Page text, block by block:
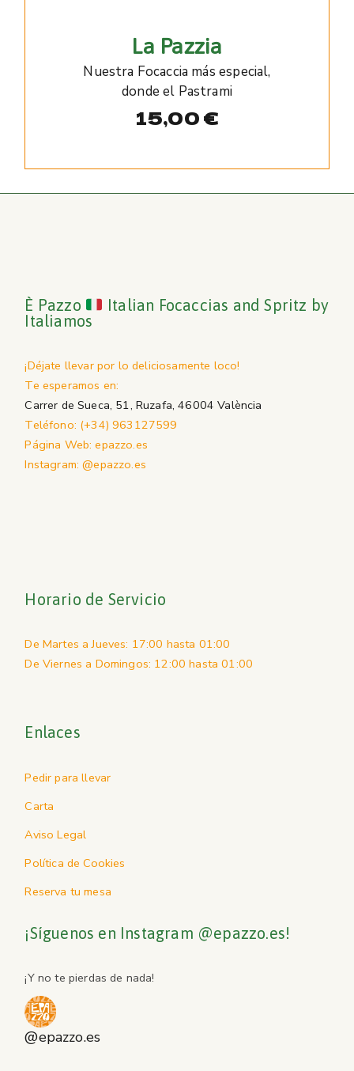
La Pazzia
Nuestra Focaccia más especial,
donde el Pastrami
15,00€
È Pazzo
Italian Focaccias and Spritz by
Italiamos
¡Déjate llevar por lo deliciosamente loco!
Te esperamos en:
Carrer de Sueca, 51, Ruzafa, 46004 València
Teléfono: (+34) 963127599
Página Web: epazzo.es
Instagram: @epazzo.es
Horario de Servicio
De Martes a Jueves: 17:00 hasta 01:00
De Viernes a Domingos: 12:00 hasta 01:00
Enlaces
Pedir para llevar
Carta
Aviso Legal
Política de Cookies
Reserva tu mesa
¡Síguenos en Instagram @epazzo.es!
¡Y no te pierdas de nada!
@epazzo.es